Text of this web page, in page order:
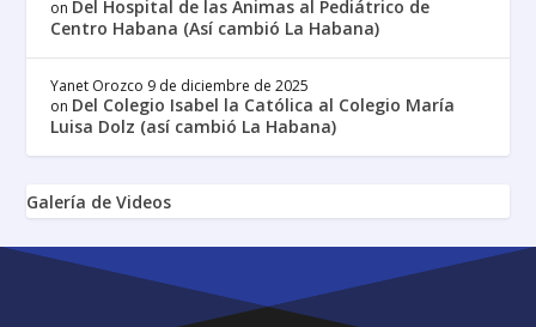
on Del Hospital de las Ánimas al Pediátrico de
Centro Habana (Así cambió La Habana)
Yanet Orozco 9 de diciembre de 2025
on Del Colegio Isabel la Católica al Colegio María
Luisa Dolz (así cambió La Habana)
Galería de Videos